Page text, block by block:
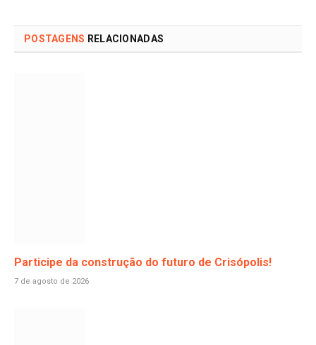
POSTAGENS RELACIONADAS
Participe da construção do futuro de Crisópolis!
7 de agosto de 2026